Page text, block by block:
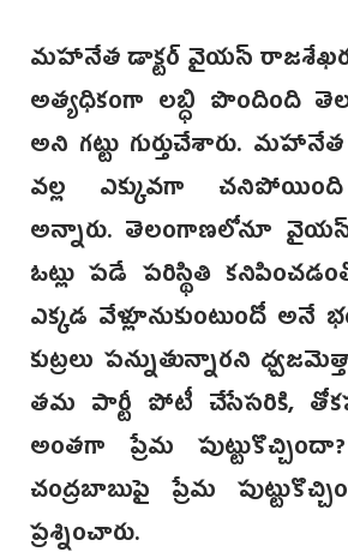
మహానేత డాక్టర్‌ వైయస్
అత్యధికంగా లబ్ధి‌ పొందింది
అని గట్టు గుర్తుచేశారు.
వల్ల ఎక్కువగా
అన్నారు. తెలంగాణలోనూ
ఓట్లు పడే పరిస్థితి
ఎక్కడ వేళ్లూనుకుంటుందో అనే
కుట్రలు పన్నుతున్నారని
తమ పార్టీ పోటీ చేసేసరికి,
అంతగా ప్రేమ
చంద్రబాబుపై ప్రేమ
ప్రశ్నించారు.